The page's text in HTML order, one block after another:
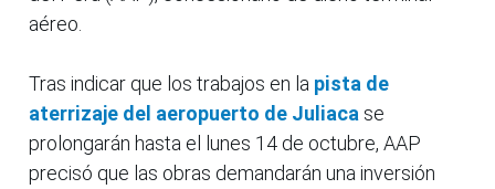
aéreo.
Tras indicar que los trabajos en la pista de
aterrizaje del aeropuerto de Juliaca se
prolongarán hasta el lunes 14 de octubre, AAP
precisó que las obras demandarán una inversión